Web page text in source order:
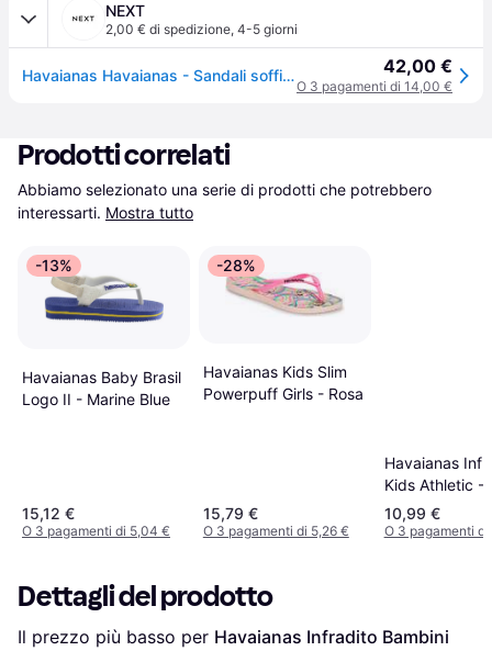
NEXT
2,00 € di spedizione, 4-5 giorni
Havaianas Havaianas - Sandali soffice 42,00 €
O 3 pagamenti di 14,00 €
Prodotti correlati
Abbiamo selezionato una serie di prodotti che potrebbero
interessarti. Mostra tutto
-13%
Havaianas Baby Brasil
Logo II - Marine Blue
15,12 €
O 3 pagamenti di 5,04 €
-28%
Havaianas Kids Slim
Powerpuff Girls - Rosa
15,79 €
O 3 pagamenti di 5,26 €
Havaianas
Kids Athletic -
10,99 €
O 3 pagamenti
Dettagli del prodotto
Il prezzo più basso per Havaianas Infradito Bambini